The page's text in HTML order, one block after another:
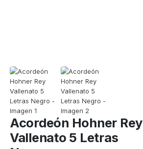
Acordeón Hohner Rey
Vallenato 5 Letras